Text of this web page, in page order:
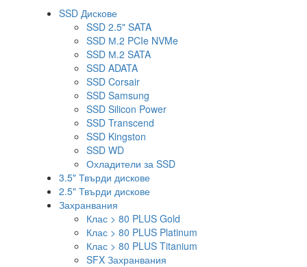
SSD Дискове
SSD 2.5" SATA
SSD М.2 PCIe NVMe
SSD М.2 SATA
SSD ADATA
SSD Corsair
SSD Samsung
SSD Silicon Power
SSD Transcend
SSD Kingston
SSD WD
Охладители за SSD
3.5" Твърди дискове
2.5" Твърди дискове
Захранвания
Клас > 80 PLUS Gold
Клас > 80 PLUS Platinum
Клас > 80 PLUS Titanium
SFX Захранвания